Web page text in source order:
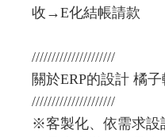
收→E化結帳請款
/////////////////////
關於ERP的設計 橘
/////////////////////
※客製化、依需求設